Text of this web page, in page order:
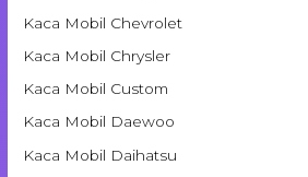
Kaca Mobil Chevrolet
Kaca Mobil Chrysler
Kaca Mobil Custom
Kaca Mobil Daewoo
Kaca Mobil Daihatsu